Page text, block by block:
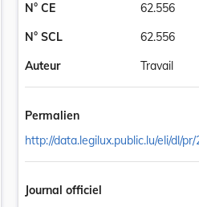
zones relatives à la maîtrise de
N° CE
62.556
N° SCL
62.556
Auteur
Travail
Permalien
http://data.legilux.public.lu/eli/dl/
Journal officiel